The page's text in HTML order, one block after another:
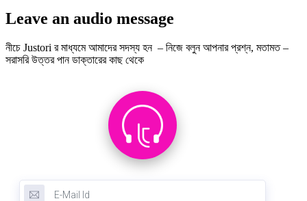
Leave an audio message
নীচে Justori র মাধ্যমে আমাদের সদস্য হন – নিজে বলুন আপনার প্রশ্ন, মতামত –
সরাসরি উত্তর পান ডাক্তারের কাছ থেকে